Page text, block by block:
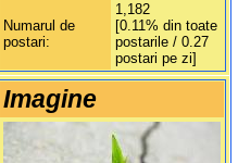
Numarul de
postari:
1,182
[0.11% din toate
postarile / 0.27
postari pe zi]
Imagine